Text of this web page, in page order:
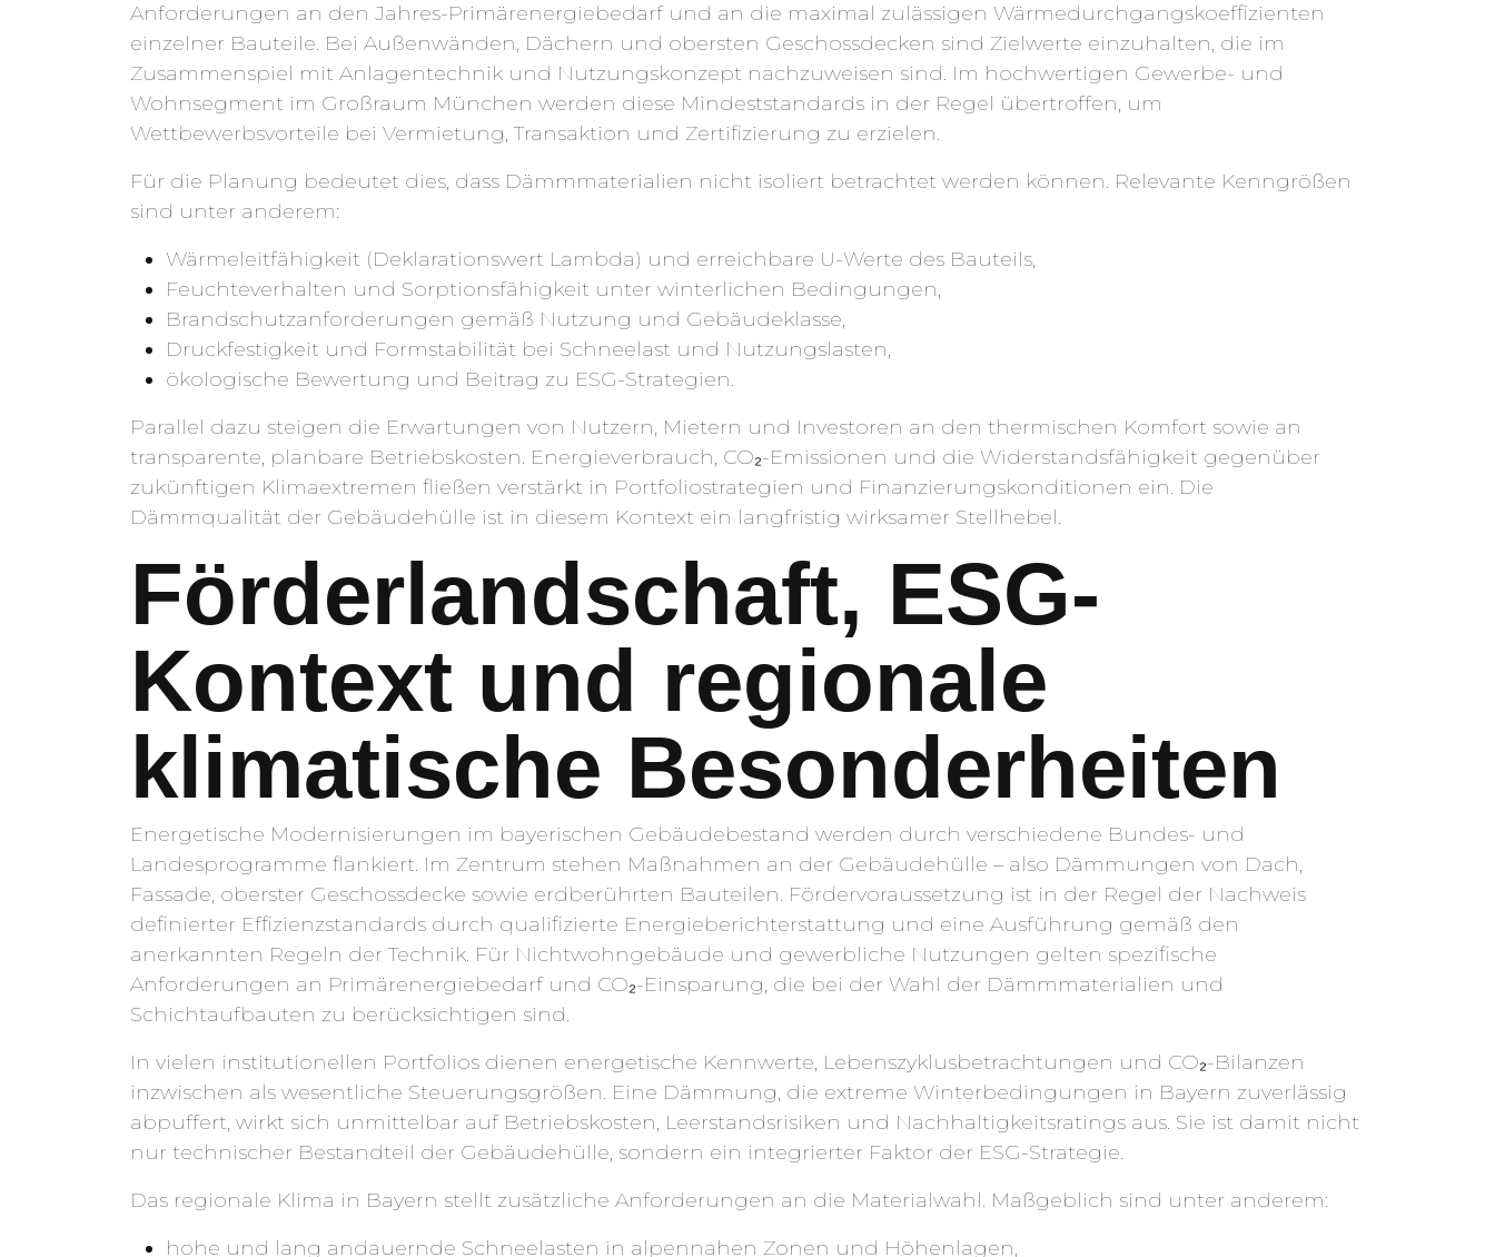
Anforderungen an den Jahres-Primärenergiebedarf und an die maximal zulässigen Wärmedurchgangskoeffizienten
einzelner Bauteile. Bei Außenwänden, Dächern und obersten Geschossdecken sind Zielwerte einzuhalten, die im
Zusammenspiel mit Anlagentechnik und Nutzungskonzept nachzuweisen sind. Im hochwertigen Gewerbe- und
Wohnsegment im Großraum München werden diese Mindeststandards in der Regel übertroffen, um
Wettbewerbsvorteile bei Vermietung, Transaktion und Zertifizierung zu erzielen.
Für die Planung bedeutet dies, dass Dämmmaterialien nicht isoliert betrachtet werden können. Relevante Kenngrößen
sind unter anderem:
Wärmeleitfähigkeit (Deklarationswert Lambda) und erreichbare U-Werte des Bauteils,
Feuchteverhalten und Sorptionsfähigkeit unter winterlichen Bedingungen,
Brandschutzanforderungen gemäß Nutzung und Gebäudeklasse,
Druckfestigkeit und Formstabilität bei Schneelast und Nutzungslasten,
ökologische Bewertung und Beitrag zu ESG-Strategien.
Parallel dazu steigen die Erwartungen von Nutzern, Mietern und Investoren an den thermischen Komfort sowie an
transparente, planbare Betriebskosten. Energieverbrauch, CO₂-Emissionen und die Widerstandsfähigkeit gegenüber
zukünftigen Klimaextremen fließen verstärkt in Portfoliostrategien und Finanzierungskonditionen ein. Die
Dämmqualität der Gebäudehülle ist in diesem Kontext ein langfristig wirksamer Stellhebel.
Förderlandschaft, ESG-
Kontext und regionale
klimatische Besonderheiten
Energetische Modernisierungen im bayerischen Gebäudebestand werden durch verschiedene Bundes- und
Landesprogramme flankiert. Im Zentrum stehen Maßnahmen an der Gebäudehülle – also Dämmungen von Dach,
Fassade, oberster Geschossdecke sowie erdberührten Bauteilen. Fördervoraussetzung ist in der Regel der Nachweis
definierter Effizienzstandards durch qualifizierte Energieberichterstattung und eine Ausführung gemäß den
anerkannten Regeln der Technik. Für Nichtwohngebäude und gewerbliche Nutzungen gelten spezifische
Anforderungen an Primärenergiebedarf und CO₂-Einsparung, die bei der Wahl der Dämmmaterialien und
Schichtaufbauten zu berücksichtigen sind.
In vielen institutionellen Portfolios dienen energetische Kennwerte, Lebenszyklusbetrachtungen und CO₂-Bilanzen
inzwischen als wesentliche Steuerungsgrößen. Eine Dämmung, die extreme Winterbedingungen in Bayern zuverlässig
abpuffert, wirkt sich unmittelbar auf Betriebskosten, Leerstandsrisiken und Nachhaltigkeitsratings aus. Sie ist damit nicht
nur technischer Bestandteil der Gebäudehülle, sondern ein integrierter Faktor der ESG-Strategie.
Das regionale Klima in Bayern stellt zusätzliche Anforderungen an die Materialwahl. Maßgeblich sind unter anderem:
hohe und lang andauernde Schneelasten in alpennahen Zonen und Höhenlagen,